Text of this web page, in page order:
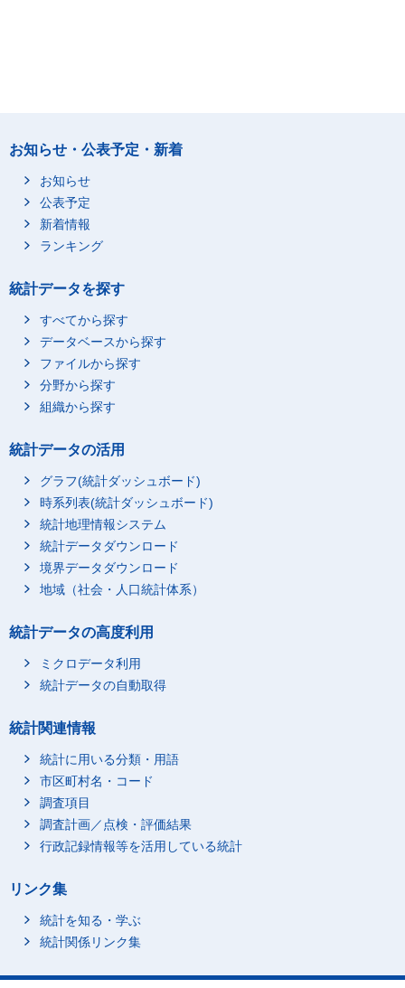
お知らせ・公表予定・新着
お知らせ
公表予定
新着情報
ランキング
統計データを探す
すべてから探す
データベースから探す
ファイルから探す
分野から探す
組織から探す
統計データの活用
グラフ(統計ダッシュボード)
時系列表(統計ダッシュボード)
統計地理情報システム
統計データダウンロード
境界データダウンロード
地域（社会・人口統計体系）
統計データの高度利用
ミクロデータ利用
統計データの自動取得
統計関連情報
統計に用いる分類・用語
市区町村名・コード
調査項目
調査計画／点検・評価結果
行政記録情報等を活用している統計
リンク集
統計を知る・学ぶ
統計関係リンク集